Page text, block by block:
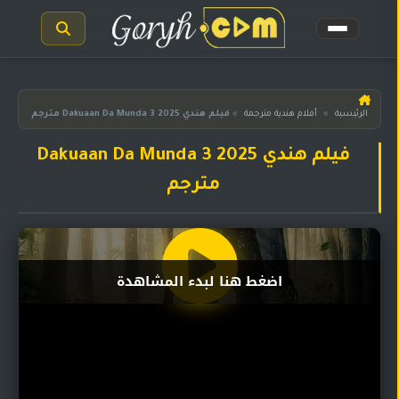
الرئيسية
هندية
هندية
مدبلجة
الرئيسية » أفلام هندية مترجمة » فيلم هندي Dakuaan Da Munda 3 2025 مترجم
فيلم هندي Dakuaan Da Munda 3 2025
مترجم
اضغط هنا لبدء المشاهدة